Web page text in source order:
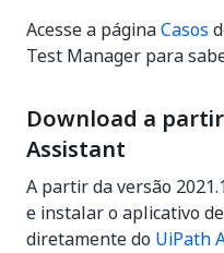
Acesse a páginaCasos
Test Manager para
Download a
Assistant
A partir da versão
e instalar o aplicativo
diretamente do UiPath